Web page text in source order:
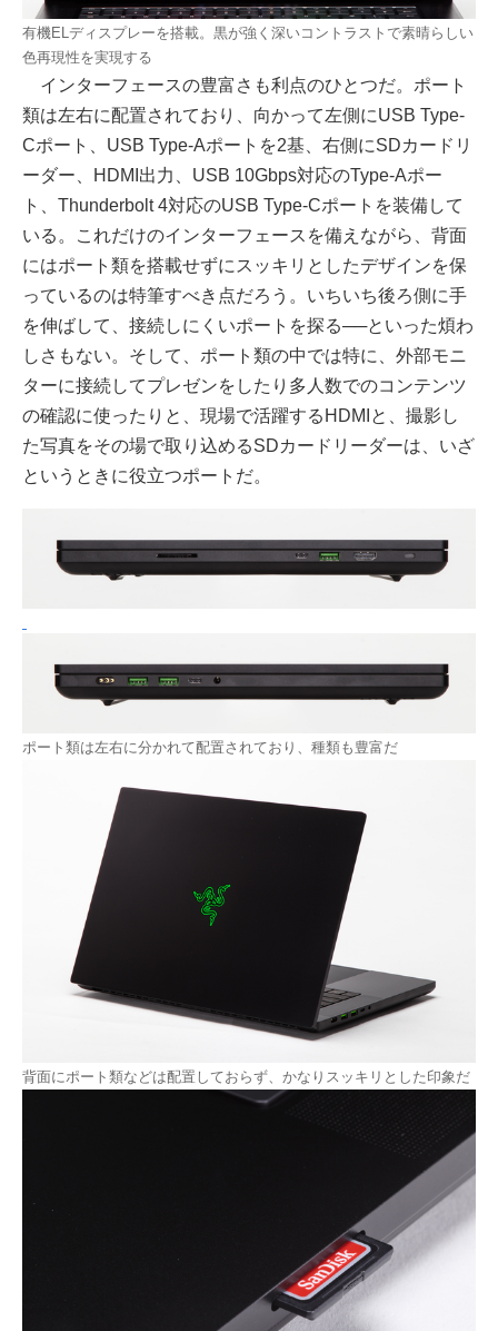
有機ELディスプレーを搭載。黒が強く深いコントラストで素晴らしい
色再現性を実現する
インターフェースの豊富さも利点のひとつだ。ポート
類は左右に配置されており、向かって左側にUSB Type-
Cポート、USB Type-Aポートを2基、右側にSDカードリ
ーダー、HDMI出力、USB 10Gbps対応のType-Aポー
ト、Thunderbolt 4対応のUSB Type-Cポートを装備して
いる。これだけのインターフェースを備えながら、背面
にはポート類を搭載せずにスッキリとしたデザインを保
っているのは特筆すべき点だろう。いちいち後ろ側に手
を伸ばして、接続しにくいポートを探る──といった煩わ
しさもない。そして、ポート類の中では特に、外部モニ
ターに接続してプレゼンをしたり多人数でのコンテンツ
の確認に使ったりと、現場で活躍するHDMIと、撮影し
た写真をその場で取り込めるSDカードリーダーは、いざ
というときに役立つポートだ。
ポート類は左右に分かれて配置されており、種類も豊富だ
背面にポート類などは配置しておらず、かなりスッキリとした印象だ